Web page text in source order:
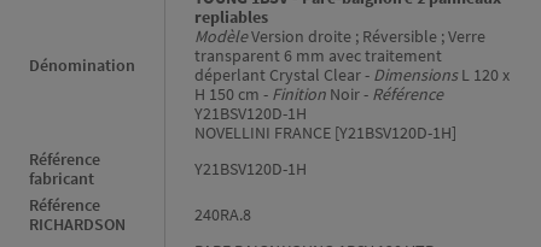
Dénomination
repliables
ModèleVersion droite ; Réversible ; Verre
transparent 6 mm avec traitement
déperlant Crystal Clear - DimensionsL 120 x
H 150 cm - Finition Noir - Référence
Y21BSV120D-1H
NOVELLINI FRANCE [Y21BSV120D-1H]
Référence
fabricant
Y21BSV120D-1H
Référence
RICHARDSON
240RA.8